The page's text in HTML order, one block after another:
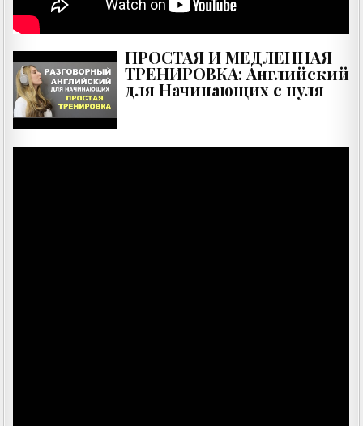
ПРОСТАЯ И МЕДЛЕННАЯ
ТРЕНИРОВКА: Английский
для Начинающих с нуля